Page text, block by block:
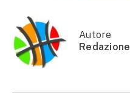
finestra)
Autore
Redazione